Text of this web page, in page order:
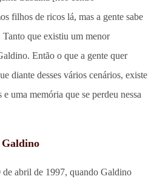
filhos de ricos lá, mas a gente sabe
Tanto que existiu um menor
Então o que a gente quer
diante desses vários cenários, existe
uma memória que se perdeu nessa
Galdino
de abril de 1997, quando Galdino